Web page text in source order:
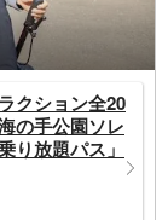
クション全20
の手公園ソレ
り放題パス」